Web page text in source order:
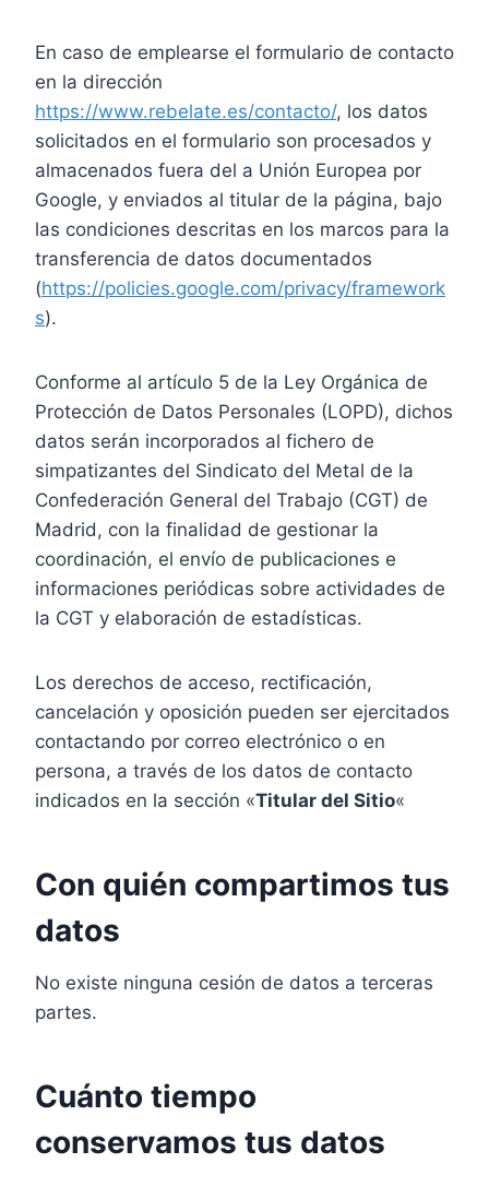
En caso de emplearse el formulario de contacto
en la dirección
https://www.rebelate.es/contacto/, los datos
solicitados en el formulario son procesados y
almacenados fuera del a Unión Europea por
Google, y enviados al titular de la página, bajo
las condiciones descritas en los marcos para la
transferencia de datos documentados
(https://policies.google.com/privacy/framework
s).
Conforme al artículo 5 de la Ley Orgánica de
Protección de Datos Personales (LOPD), dichos
datos serán incorporados al fichero de
simpatizantes del Sindicato del Metal de la
Confederación General del Trabajo (CGT) de
Madrid, con la finalidad de gestionar la
coordinación, el envío de publicaciones e
informaciones periódicas sobre actividades de
la CGT y elaboración de estadísticas.
Los derechos de acceso, rectificación,
cancelación y oposición pueden ser ejercitados
contactando por correo electrónico o en
persona, a través de los datos de contacto
indicados en la sección «Titular del Sitio«
Con quién compartimos tus
datos
No existe ninguna cesión de datos a terceras
partes.
Cuánto tiempo
conservamos tus datos